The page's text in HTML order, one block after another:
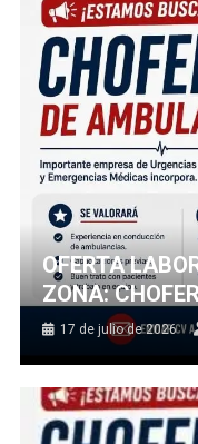
OFERTA
ZONA:
17 de julio de 2026